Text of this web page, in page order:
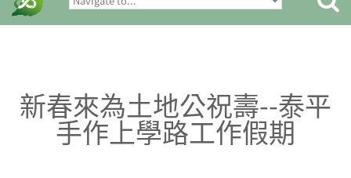
新春來為土地公祝壽--泰平
手作上學路工作假期